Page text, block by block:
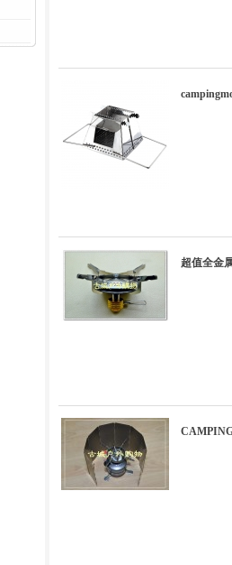
超值全金